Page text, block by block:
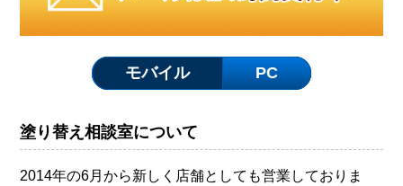
モバイル PC
塗り替え相談室について
2014年の6月から新しく店舗としても営業しておりま